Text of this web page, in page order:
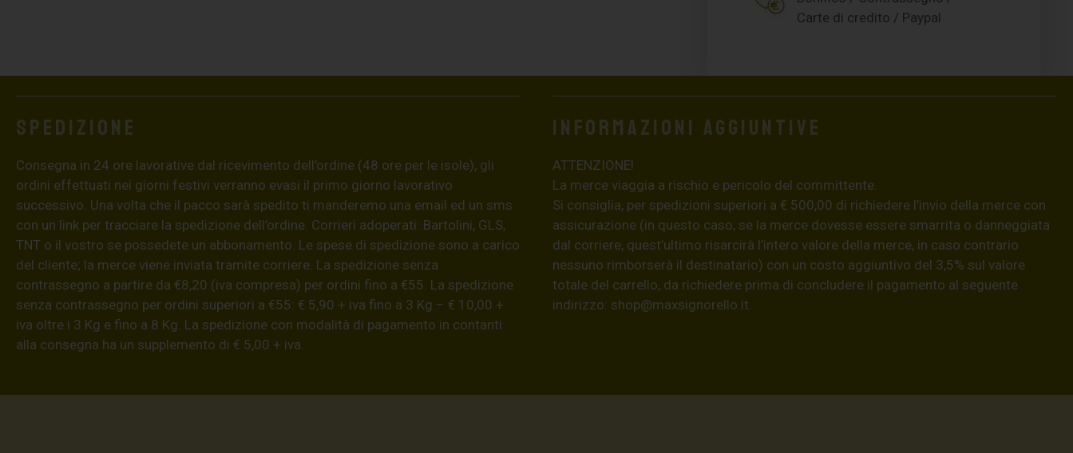
Carte di credito / Paypal
Spedizione
Consegna in 24 ore lavorative dal ricevimento dell’ordine (48 ore per le isole), gli
ordini effettuati nei giorni festivi verranno evasi il primo giorno lavorativo
successivo. Una volta che il pacco sarà spedito ti manderemo una email ed un sms
con un link per tracciare la spedizione dell’ordine. Corrieri adoperati: Bartolini, GLS,
TNT o il vostro se possedete un abbonamento. Le spese di spedizione sono a carico
del cliente; la merce viene inviata tramite corriere. La spedizione senza
contrassegno a partire da €8,20 (iva compresa) per ordini fino a €55. La spedizione
senza contrassegno per ordini superiori a €55: € 5,90 + iva fino a 3 Kg – € 10,00 +
iva oltre i 3 Kg e fino a 8 Kg. La spedizione con modalità di pagamento in contanti
alla consegna ha un supplemento di € 5,00 + iva.
Informazioni aggiuntive
ATTENZIONE!
La merce viaggia a rischio e pericolo del committente.
Si consiglia, per spedizioni superiori a € 500,00 di richiedere l’invio della merce con
assicurazione (in questo caso, se la merce dovesse essere smarrita o danneggiata
dal corriere, quest’ultimo risarcirà l’intero valore della merce, in caso contrario
nessuno rimborserà il destinatario) con un costo aggiuntivo del 3,5% sul valore
totale del carrello, da richiedere prima di concludere il pagamento al seguente
indirizzo: shop@maxsignorello.it